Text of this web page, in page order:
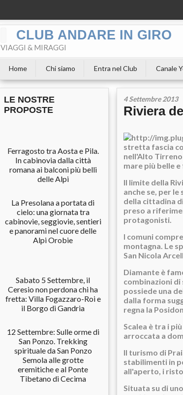
CLUB ANDARE IN GIRO
VIAGGI & MIRAGGI
Home Chi siamo Entra nel Club Canale
LE NOSTRE
PROPOSTE
Ferragosto tra Aosta e Pila.
In cabinovia dalla città
romana ai balconi più belli
delle Alpi
La Presolana a portata di
cielo: una giornata tra
cabinovie, seggiovie, sentieri
e panorami nel cuore delle
Alpi Orobie
Sabato 5 Settembre, il
Ceresio non perdona chi ha
fretta: Villa Fogazzaro-Roi e
il Borgo di Gandria
12 Settembre: Sulle orme di
San Ponzo. Trekking
spirituale da San Ponzo
Semola alle grotte
eremitiche e al Ponte
Tibetano di Cecima
4 Settembre 2013
Riviera
stretta fascia
nell'Alto
mare più belle
Il limite della
anche se, per
della cittadina
preso a
protagonisti.
I comuni
montagna. Le
San Nicola
Diamante è
combinazioni di
possiede una
dalla forma
regna la
Scalea è tra i
arroccata a
ll turismo di
stabilimenti in
all'aperto, i
Situata su di